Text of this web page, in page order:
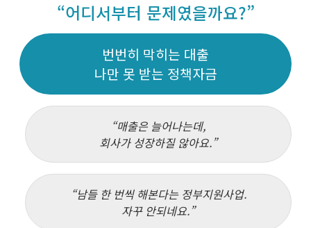
“어디서부터 문제였을까요?”
번번히 막히는 대출
나만 못 받는 정책자금
매출은 늘어나는데,
회사가 성장하질 않아요.
남들 한 번씩 해본다는 정부지원사업.
자꾸 안되네요.